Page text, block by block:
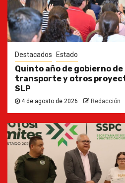
Destacados Estado
Quinto año de gobierno
transporte y otros
SLP
4 de agosto de 2026 Redacción